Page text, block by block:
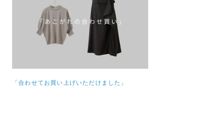
「合わせてお買い上げいただけました」